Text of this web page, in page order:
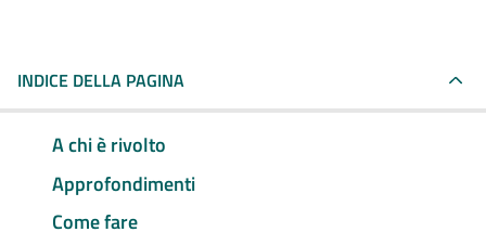
INDICE DELLA PAGINA
A chi è rivolto
Approfondimenti
Come fare